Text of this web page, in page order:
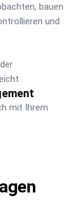
bauen
und
mit Ihrem